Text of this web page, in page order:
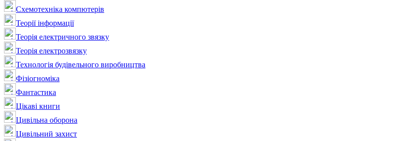
Схемотехніка компютерів
Теорії інформації
Теорія електричного звязку
Теорія електрозвязку
Технологія будівельного виробництва
Фізіогноміка
Фантастика
Цікаві книги
Цивільна оборона
Цивільний захист